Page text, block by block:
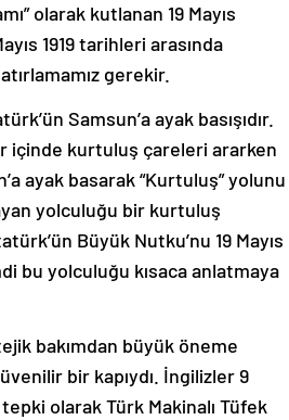
olarak kutlanan 19 Mayıs
1919 tarihleri arasında
gerekir.
Samsun’a ayak basışıdır.
içinde kurtuluş çareleri ararken
ayak basarak “Kurtuluş” yolunu
yolculuğu bir kurtuluş
Büyük Nutku’nu 19 Mayıs
bu yolculuğu kısaca anlatmaya
bakımdan büyük öneme
bir kapıydı. İngilizler 9
olarak Türk Makinalı Tüfek